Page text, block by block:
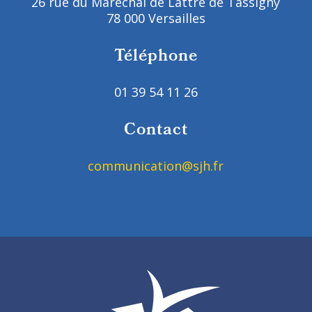
78 000 Versailles
Téléphone
01 39 54 11 26
Contact
communication@sjh.fr